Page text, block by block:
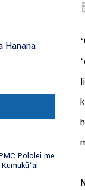
Hanana
Pololei me